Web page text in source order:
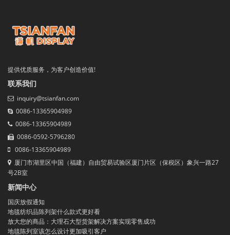
提供优质服务，为客户创造价值!
联系我们
inquiry@tsianfan.com
0086-13365904989
0086-13365904989
0086-0592-5796280
0086-13365904989
厦门市湖里区中国（福建）自由贸易试验区厦门片区（保税区）象兴一路27
号2B室
新闻中心
国庆放假通知
地毯纺织品陈列架什么款式更好看
放大您的商品：大理石大型货架解决方案实现零售成功
地毯陈列室该怎么设计更加吸引客户